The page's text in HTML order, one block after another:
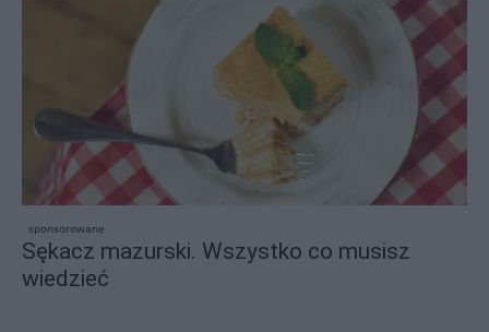
sponsorowane
Sękacz mazurski. Wszystko co musisz
wiedzieć